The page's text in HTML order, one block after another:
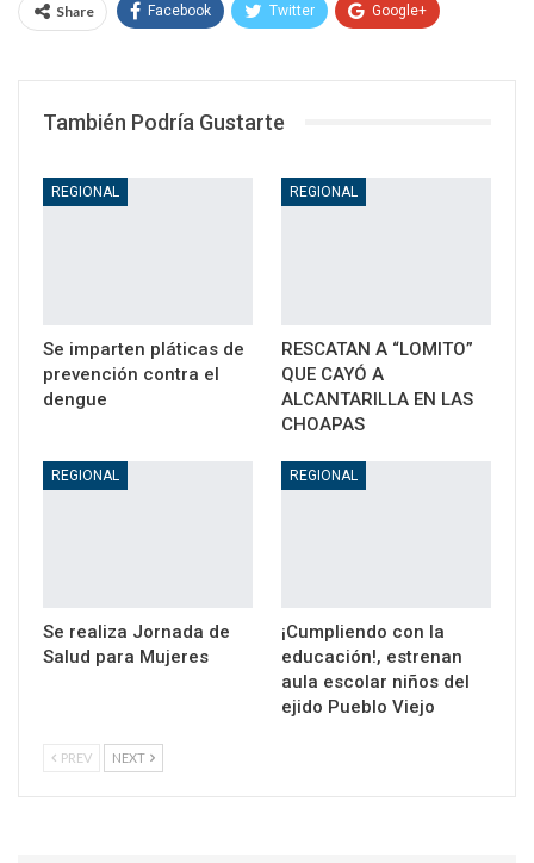
Share Facebook Twitter Google+
También Podría Gustarte
REGIONAL
Se imparten pláticas de
prevención contra el
dengue
REGIONAL
RESCATAN A “LOMITO”
QUE CAYÓ A
ALCANTARILLA EN LAS
CHOAPAS
REGIONAL
Se realiza Jornada de
Salud para Mujeres
REGIONAL
¡Cumpliendo con la
educación!, estrenan
aula escolar niños del
ejido Pueblo Viejo
PREV NEXT